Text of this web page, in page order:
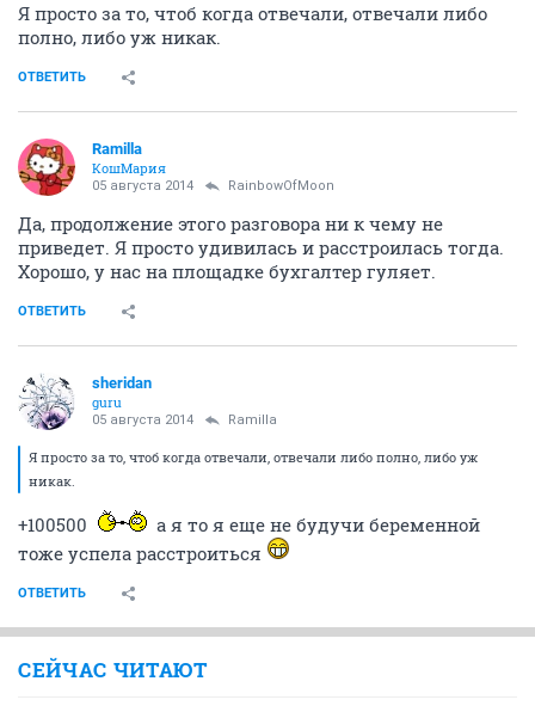
Я просто за то, чтоб когда отвечали, отвечали либо
полно, либо уж никак.
ОТВЕТИТЬ
Ramilla
КошМария
05 августа 2014 RainbowOfMoon
Да, продолжение этого разговора ни к чему не
приведет. Я просто удивилась и расстроилась тогда.
Хорошо, у нас на площадке бухгалтер гуляет.
ОТВЕТИТЬ
sheridan
guru
05 августа 2014 Ramilla
Я просто за то, чтоб когда отвечали, отвечали либо полно, либо уж
никак.
+100500
а я то я еще не будучи беременной
тоже успела расстроиться
ОТВЕТИТЬ
СЕЙЧАС ЧИТАЮТ